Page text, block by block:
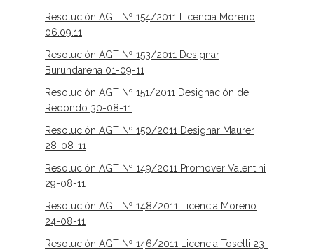
Resolución AGT Nº 154/2011 Licencia Moreno
06.09.11
Resolución AGT Nº 153/2011 Designar
Burundarena 01-09-11
Resolución AGT Nº 151/2011 Designación de
Redondo 30-08-11
Resolución AGT Nº 150/2011 Designar Maurer
28-08-11
Resolución AGT Nº 149/2011 Promover Valentini
29-08-11
Resolución AGT Nº 148/2011 Licencia Moreno
24-08-11
Resolución AGT Nº 146/2011 Licencia Toselli 23-